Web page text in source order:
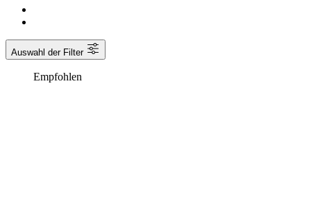
Auswahl der Filter
Empfohlen